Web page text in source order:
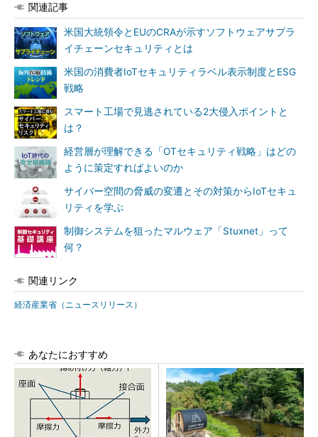
関連記事
米国大統領令とEUのCRAが示すソフトウェアサプラ
イチェーンセキュリティとは
米国の消費者IoTセキュリティラベル表示制度とESG
戦略
スマート工場で見逃されている2大侵入ポイントと
は？
経営層が理解できる「OTセキュリティ戦略」はどの
ように策定すればよいのか
サイバー空間の脅威の変遷とその対策からIoTセキュ
リティを学ぶ
制御システムを狙ったマルウェア「Stuxnet」って
何？
関連リンク
経済産業省（ニュースリリース）
あなたにおすすめ